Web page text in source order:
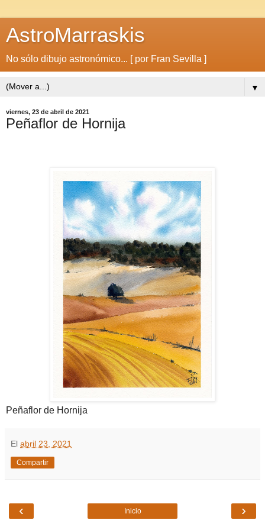
AstroMarraskis
No sólo dibujo astronómico... [ por Fran Sevilla ]
▼
viernes, 23 de abril de 2021
Peñaflor de Hornija
Peñaflor de Hornija
El abril 23, 2021
Compartir
‹ ›
Inicio